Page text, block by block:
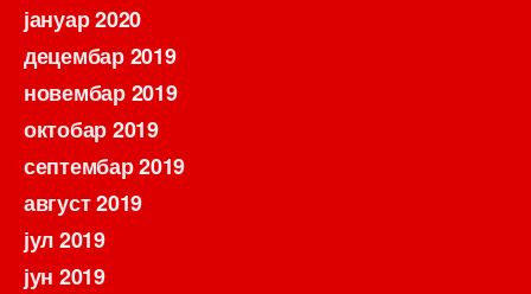
јануар 2020
децембар 2019
новембар 2019
октобар 2019
септембар 2019
август 2019
јул 2019
јун 2019